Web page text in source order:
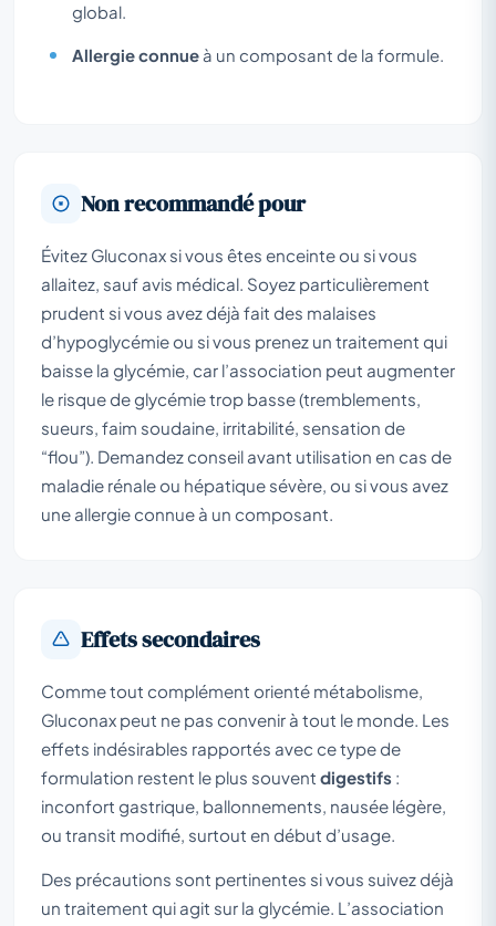
global.
Allergie connue à un composant de la formule.
Non recommandé pour
Évitez Gluconax si vous êtes enceinte ou si vous
allaitez, sauf avis médical. Soyez particulièrement
prudent si vous avez déjà fait des malaises
d’hypoglycémie ou si vous prenez un traitement qui
baisse la glycémie, car l’association peut augmenter
le risque de glycémie trop basse (tremblements,
sueurs, faim soudaine, irritabilité, sensation de
“flou”). Demandez conseil avant utilisation en cas de
maladie rénale ou hépatique sévère, ou si vous avez
une allergie connue à un composant.
Effets secondaires
Comme tout complément orienté métabolisme,
Gluconax peut ne pas convenir à tout le monde. Les
effets indésirables rapportés avec ce type de
formulation restent le plus souvent digestifs :
inconfort gastrique, ballonnements, nausée légère,
ou transit modifié, surtout en début d’usage.
Des précautions sont pertinentes si vous suivez déjà
un traitement qui agit sur la glycémie. L’association